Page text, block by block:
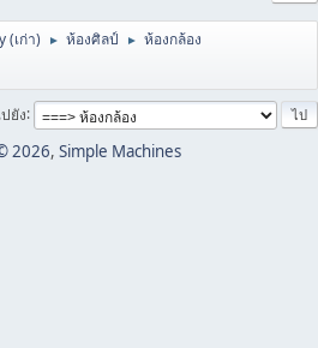
(เก่า) ► ห้องศิลป์ ► ห้องกล้อง
ยัง
2026, Simple Machines